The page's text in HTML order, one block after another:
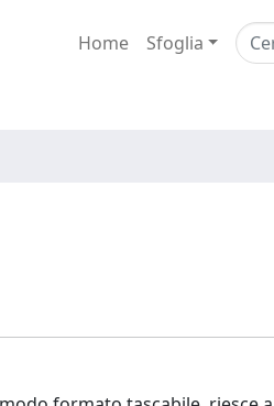
Home Sfoglia